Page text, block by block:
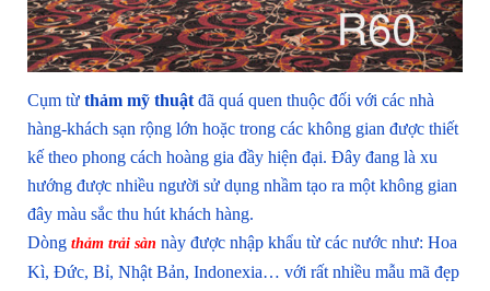
Cụm từ thảm mỹ thuật đã quá quen thuộc đối với các nhà
hàng-khách sạn rộng lớn hoặc trong các không gian được thiết
kế theo phong cách hoàng gia đầy hiện đại. Đây đang là xu
hướng được nhiều người sử dụng nhầm tạo ra một không gian
đây màu sắc thu hút khách hàng.
Dòng thảm trải sàn này được nhập khẩu từ các nước như: Hoa
Kì, Đức, Bỉ, Nhật Bản, Indonexia… với rất nhiều mẫu mã đẹp